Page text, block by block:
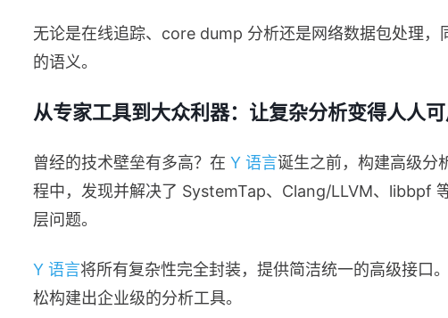
无论是在线追踪、core dump 分析还是网络数据包处理，
的语义。
从专家工具到大众利器：让复杂分析变得人人可
曾经的技术壁垒有多高？在 Y 语言诞生之前，构建高级分
程中，发现并解决了 SystemTap、Clang/LLVM、libbpf
层问题。
Y 语言将所有复杂性完全封装，提供简洁统一的高级接口
松构建出企业级的分析工具。